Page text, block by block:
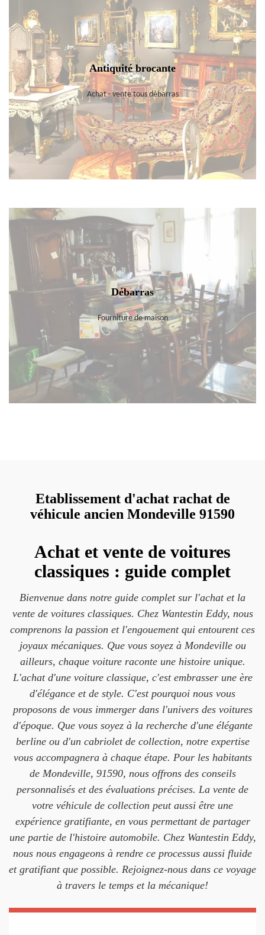
Antiquité brocante
Achat - vente tous débarras
Débarras
Fourniture de maison
Etablissement d'achat rachat de
véhicule ancien Mondeville 91590
Achat et vente de voitures
classiques : guide complet
Bienvenue dans notre guide complet sur l'achat et la
vente de voitures classiques. Chez Wantestin Eddy, nous
comprenons la passion et l'engouement qui entourent ces
joyaux mécaniques. Que vous soyez à Mondeville ou
ailleurs, chaque voiture raconte une histoire unique.
L'achat d'une voiture classique, c'est embrasser une ère
d'élégance et de style. C'est pourquoi nous vous
proposons de vous immerger dans l'univers des voitures
d'époque. Que vous soyez à la recherche d'une élégante
berline ou d'un cabriolet de collection, notre expertise
vous accompagnera à chaque étape. Pour les habitants
de Mondeville, 91590, nous offrons des conseils
personnalisés et des évaluations précises. La vente de
votre véhicule de collection peut aussi être une
expérience gratifiante, en vous permettant de partager
une partie de l'histoire automobile. Chez Wantestin Eddy,
nous nous engageons à rendre ce processus aussi fluide
et gratifiant que possible. Rejoignez-nous dans ce voyage
à travers le temps et la mécanique!